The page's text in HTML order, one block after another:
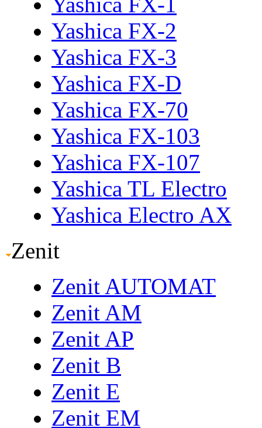
Yashica FX-2
Yashica FX-3
Yashica FX-D
Yashica FX-70
Yashica FX-103
Yashica FX-107
Yashica TL Electro
Yashica Electro AX
Zenit
Zenit AUTOMAT
Zenit AM
Zenit AP
Zenit B
Zenit E
Zenit EM